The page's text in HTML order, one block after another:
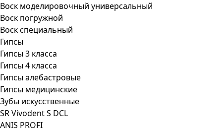
Воск моделировочный универсальный
Воск погружной
Воск специальный
Гипсы
Гипсы 3 класса
Гипсы 4 класса
Гипсы алебастровые
Гипсы медицинские
Зубы искусственные
SR Vivodent S DCL
ANIS PROFI